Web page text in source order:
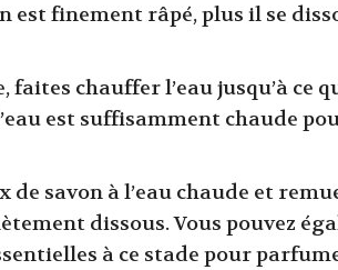
est finement râpé, plus il se
faites chauffer l’eau jusqu’à ce
est suffisamment chaude
de savon à l’eau chaude et
dissous. Vous pouvez
à ce stade pour